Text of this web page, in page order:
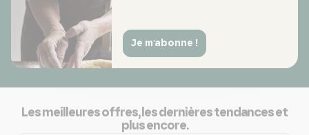
Je m'abonne !
Les meilleures offres, les dernières tendances et
plus encore.